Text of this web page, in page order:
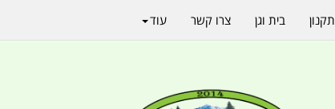
תקנון בית וגן צרו קשר עוד